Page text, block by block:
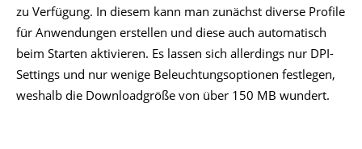
zu Verfügung. In diesem kann man zunächst diverse Profile
für Anwendungen erstellen und diese auch automatisch
beim Starten aktivieren. Es lassen sich allerdings nur DPI-
Settings und nur wenige Beleuchtungsoptionen festlegen,
weshalb die Downloadgröße von über 150 MB wundert.